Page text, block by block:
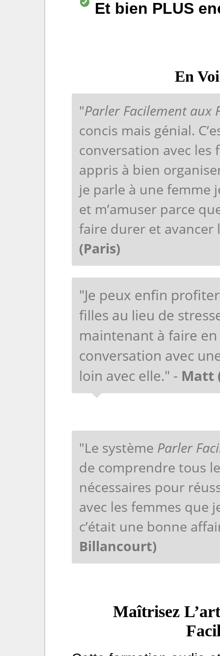
Et bien PLUS
En
"Parler Facilement aux
concis mais génial.
conversation avec les
appris à bien
je parle à une femme
et m’amuser parce
faire durer et
(Paris)
"Je peux enfin
filles au lieu de
maintenant à faire
conversation avec
loin avec elle." - Matt
"Le système Parler
de comprendre tous
nécessaires pour
avec les femmes que
c’était une bonne
Billancourt)
Maîtrisez